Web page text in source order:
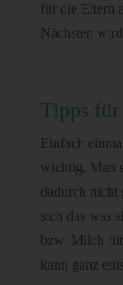
für die Eltern
Nächsten
Tipps
Einfach
wichtig. Man
dadurch nicht
sich das was
bzw. Milch
kann ganz